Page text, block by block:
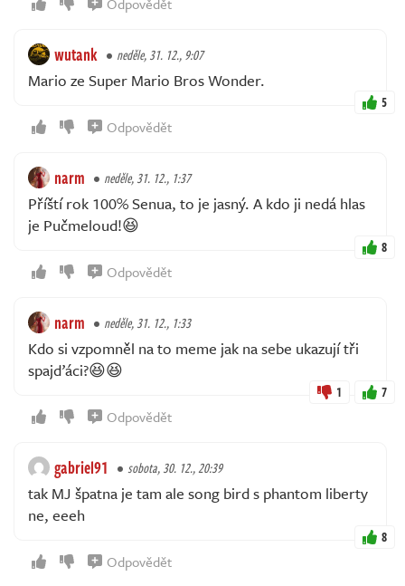
wutank neděle, 31. 12., 9:07
Mario ze Super Mario Bros Wonder.
5
Odpovědět
narm neděle, 31. 12., 1:37
Příští rok 100% Senua, to je jasný. A kdo ji nedá hlas
je Pučmeloud!😆
8
Odpovědět
narm neděle, 31. 12., 1:33
Kdo si vzpomněl na to meme jak na sebe ukazují tři
spajďáci?😆😆
1 7
Odpovědět
gabriel91 sobota, 30. 12., 20:39
tak MJ špatna je tam ale song bird s phantom liberty
ne, eeeh
8
Odpovědět